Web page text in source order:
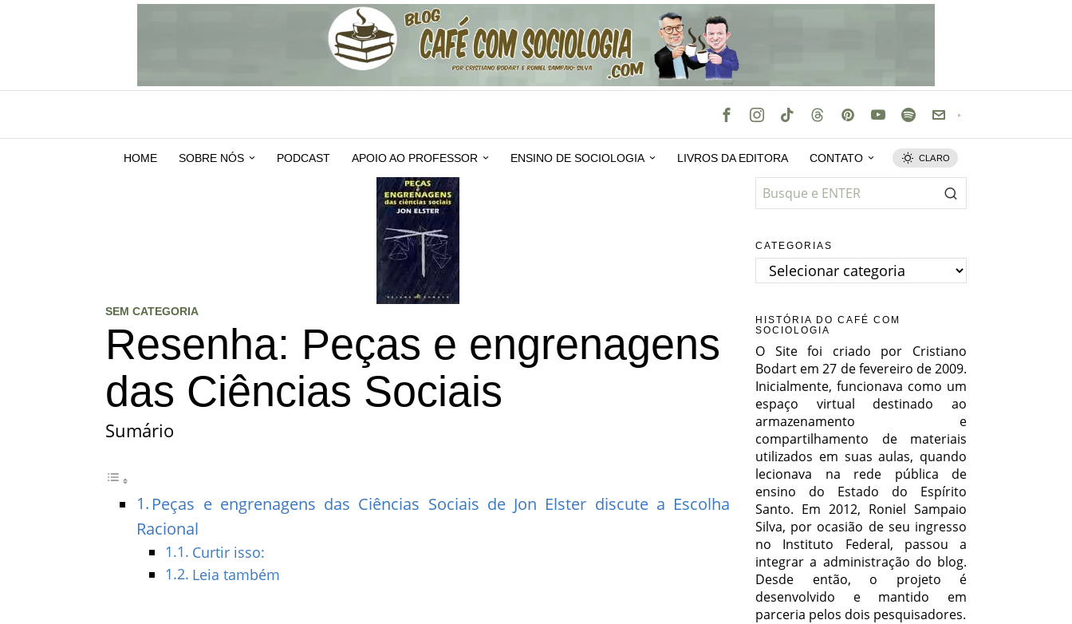
HOME SOBRE NÓS PODCAST APOIO AO PROFESSOR ENSINO DE SOCIOLOGIA LIVROS DA EDITORA CONTATO CLARO
SEM CATEGORIA
Resenha: Peças e engrenagens
das Ciências Sociais
Sumário
Peças e engrenagens das Ciências Sociais de Jon Elster discute a Escolha
Racional
Curtir isso:
Leia também
CATEGORIAS
Categorias
HISTÓRIA DO CAFÉ COM
SOCIOLOGIA
O Site foi criado por Cristiano
Bodart em 27 de fevereiro de 2009.
Inicialmente, funcionava como um
espaço virtual destinado ao
armazenamento e
compartilhamento de materiais
utilizados em suas aulas, quando
lecionava na rede pública de
ensino do Estado do Espírito
Santo. Em 2012, Roniel Sampaio
Silva, por ocasião de seu ingresso
no Instituto Federal, passou a
integrar a administração do blog.
Desde então, o projeto é
desenvolvido e mantido em
parceria pelos dois pesquisadores.